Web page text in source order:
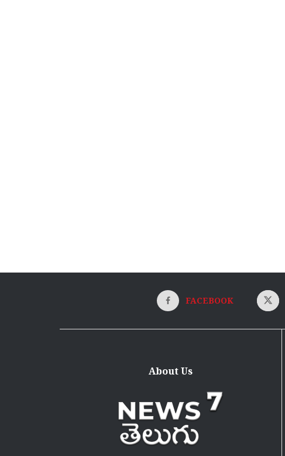
FACEBOOK
About Us